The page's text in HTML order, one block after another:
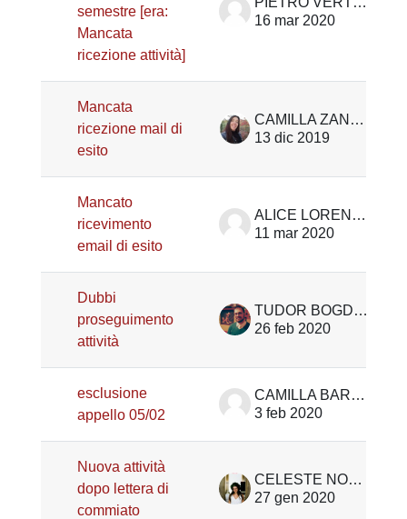
semestre [era:
Mancata
ricezione attività]
16 mar 2020
Mancata
ricezione mail di
esito
CAMILLA ZANETTIN
13 dic 2019
Mancato
ricevimento
email di esito
ALICE LORENZON
11 mar 2020
Dubbi
proseguimento
attività
TUDOR BOGDAN CRACIUN
26 feb 2020
esclusione
appello 05/02
CAMILLA BARBIERO
3 feb 2020
Nuova attività
dopo lettera di
commiato
CELESTE NOVARO
27 gen 2020